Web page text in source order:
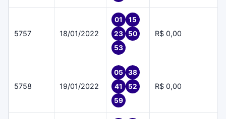
5757 18/01/2022
01
15
23
50
53
R$ 0,00
5758 19/01/2022
05
38
41
52
59
R$ 0,00